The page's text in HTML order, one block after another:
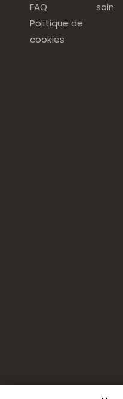
FAQ
Politique de
cookies
soin